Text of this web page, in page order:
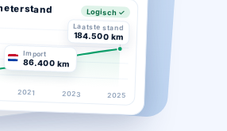
Logisch ✓
Laatste stand
184.500 km
Import
86.400 km
2021 2023 2025